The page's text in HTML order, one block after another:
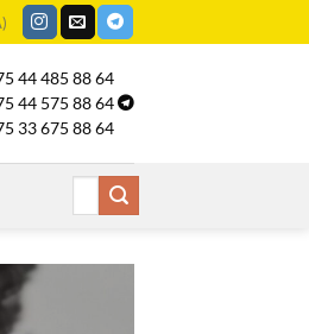
44 485 88 64
44 575 88 64
33 675 88 64